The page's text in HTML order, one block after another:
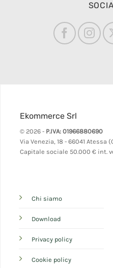
Ekommerce Srl
© 2026 - P.IVA: 01966880690
Via Venezia, 18 - 66041 Atessa
Capitale sociale 50.000 € int.
Chi siamo
Download
Privacy policy
Cookie policy